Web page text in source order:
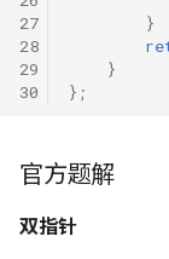
27
28
29
30
}
}
};
官方题解
双指针